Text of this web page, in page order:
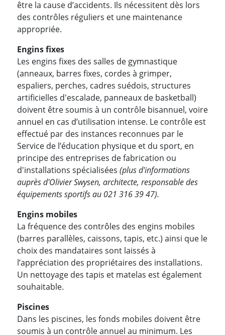
être la cause d’accidents. Ils nécessitent dès lors
des contrôles réguliers et une maintenance
appropriée.
Engins fixes
Les engins fixes des salles de gymnastique
(anneaux, barres fixes, cordes à grimper,
espaliers, perches, cadres suédois, structures
artificielles d'escalade, panneaux de basketball)
doivent être soumis à un contrôle bisannuel, voire
annuel en cas d’utilisation intense. Le contrôle est
effectué par des instances reconnues par le
Service de l’éducation physique et du sport, en
principe des entreprises de fabrication ou
d'installations spécialisées (plus d'informations
auprès d'Olivier Swysen, architecte, responsable des
équipements sportifs au 021 316 39 47).
Engins mobiles
La fréquence des contrôles des engins mobiles
(barres parallèles, caissons, tapis, etc.) ainsi que le
choix des mandataires sont laissés à
l’appréciation des propriétaires des installations.
Un nettoyage des tapis et matelas est également
souhaitable.
Piscines
Dans les piscines, les fonds mobiles doivent être
soumis à un contrôle annuel au minimum. Les